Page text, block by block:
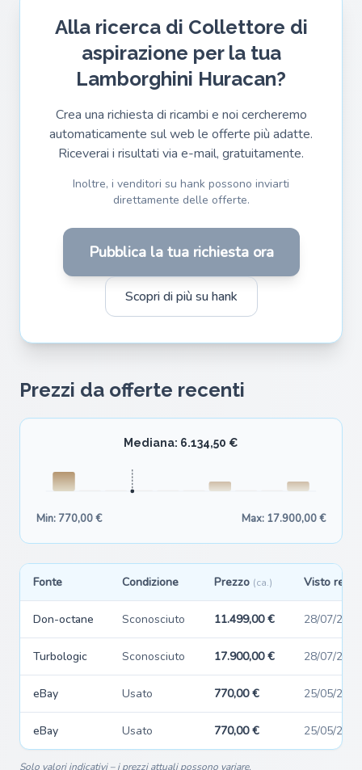
Alla ricerca di Collettore di
aspirazione per la tua
Lamborghini Huracan?
Crea una richiesta di ricambi e noi cercheremo
automaticamente sul web le offerte più adatte.
Riceverai i risultati via e-mail, gratuitamente.
Inoltre, i venditori su hank possono inviarti
direttamente delle offerte.
Pubblica la tua richiesta ora
Scopri di più su hank
Prezzi da offerte recenti
Mediana: 6.134,50 €
Min: 770,00 € Max: 17.900,00 €
Fonte Condizione Prezzo (ca.) Visto
Don-octane Sconosciuto 11.499,00 € 28/07/2026
Turbologic Sconosciuto 17.900,00 € 28/07/2026
eBay Usato 770,00 € 25/05/2026
eBay Usato 770,00 € 25/05/2026
Solo valori indicativi – i prezzi attuali possono variare.